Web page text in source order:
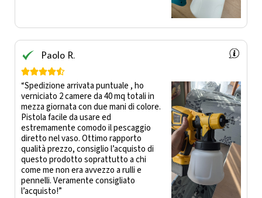
Paolo R.

“Spedizione arrivata puntuale , ho
verniciato 2 camere da 40 mq totali in
mezza giornata con due mani di colore.
Pistola facile da usare ed
estremamente comodo il pescaggio
diretto nel vaso. Ottimo rapporto
qualità prezzo, consiglio l’acquisto di
questo prodotto soprattutto a chi
come me non era avvezzo a rulli e
pennelli. Veramente consigliato
l’acquisto!”